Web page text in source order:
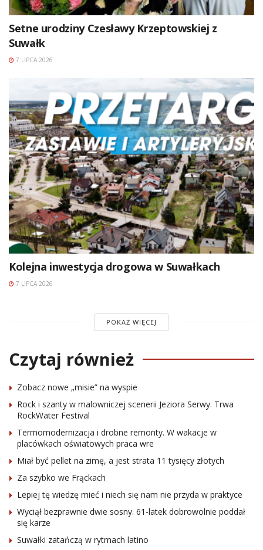
Setne urodziny Czesławy Krzeptowskiej z
Suwałk
7 LIPCA 2026
Kolejna inwestycja drogowa w Suwałkach
7 LIPCA 2026
POKAŻ WIĘCEJ
Czytaj również
Zobacz nowe „misie” na wyspie
Rock i szanty w malowniczej scenerii Jeziora Serwy. Trwa
RockWater Festival
Termomodernizacja i drobne remonty. W wakacje w
placówkach oświatowych praca wre
Miał być pellet na zimę, a jest strata 11 tysięcy złotych
Za szybko we Frąckach
Lepiej tę wiedzę mieć i niech się nam nie przyda w praktyce
Wyciął bezprawnie dwie sosny. 61-latek dobrowolnie poddał
się karze
Suwałki zatańczą w rytmach latino